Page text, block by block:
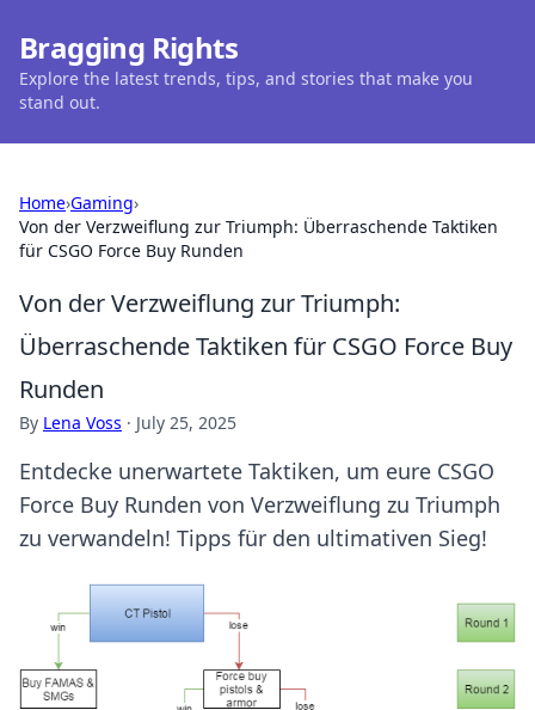
Bragging Rights
Explore the latest trends, tips, and stories that make you
stand out.
Home›Gaming›
Von der Verzweiflung zur Triumph: Überraschende Taktiken
für CSGO Force Buy Runden
Von der Verzweiflung zur Triumph:
Überraschende Taktiken für CSGO Force Buy
Runden
By Lena Voss · July 25, 2025
Entdecke unerwartete Taktiken, um eure CSGO
Force Buy Runden von Verzweiflung zu Triumph
zu verwandeln! Tipps für den ultimativen Sieg!